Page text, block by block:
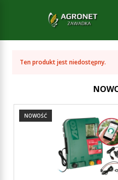
Ten produkt jest niedostępny.
NOWOŚĆ